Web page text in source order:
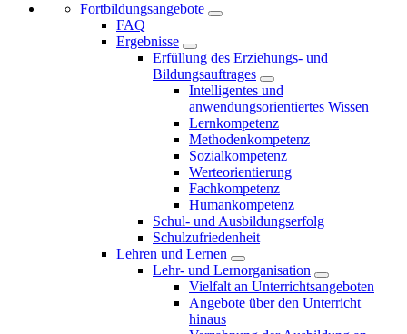
Fortbildungsangebote
FAQ
Ergebnisse
Erfüllung des Erziehungs- und
Bildungsauftrages
Intelligentes und
anwendungsorientiertes Wissen
Lernkompetenz
Methodenkompetenz
Sozialkompetenz
Werteorientierung
Fachkompetenz
Humankompetenz
Schul- und Ausbildungserfolg
Schulzufriedenheit
Lehren und Lernen
Lehr- und Lernorganisation
Vielfalt an Unterrichtsangeboten
Angebote über den Unterricht
hinaus